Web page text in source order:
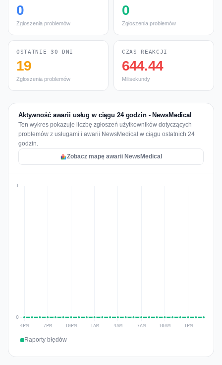
0
Zgłoszenia problemów
0
Zgłoszenia problemów
OSTATNIE 30 DNI
19
Zgłoszenia problemów
CZAS REAKCJI
644.44
Milisekundy
Aktywność awarii usług w ciągu 24 godzin - NewsMedical
Ten wykres pokazuje liczbę zgłoszeń użytkowników dotyczących
problemów z usługami i awarii NewsMedical w ciągu ostatnich 24
godzin.
Zobacz mapę awarii NewsMedical
Raporty błędów